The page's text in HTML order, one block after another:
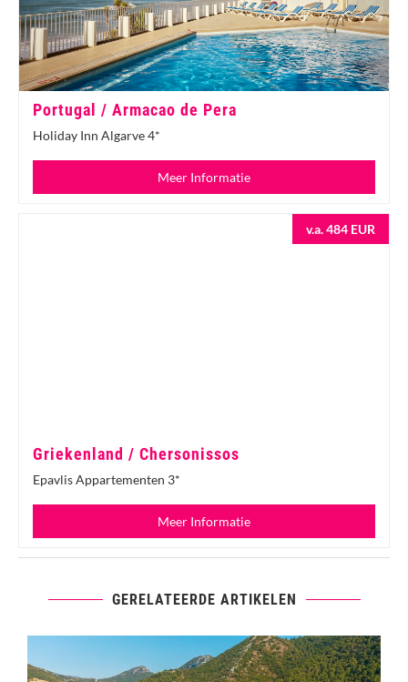
Portugal / Armacao de Pera
Holiday Inn Algarve 4*
Meer Informatie
v.a. 484 EUR
Griekenland / Chersonissos
Epavlis Appartementen 3*
Meer Informatie
GERELATEERDE ARTIKELEN